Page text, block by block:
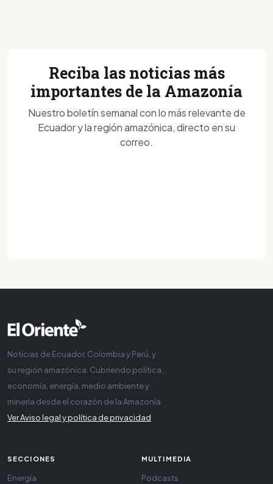
Reciba las noticias más
importantes de la Amazonía
Nuestro boletín semanal con lo más relevante de
Ecuador y la región amazónica, directo en su
correo.
Noticias de Ecuador, Colombia y Perú, y
su región amazónica. Cubriendo política,
economía, energía, medio ambiente y
minería desde el corazón de la Amazonía
Ver Aviso legal y política de privacidad
SECCIONES
Energía
MULTIMEDIA
Podcasts